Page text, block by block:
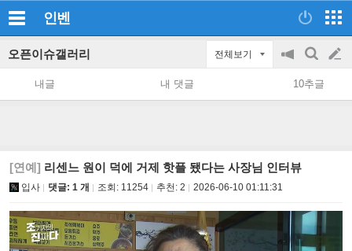
인벤
오픈이슈갤러리 전체보기
공
지
on/off
검
색
글
쓰
내글 내 댓글 10추글
[연예] 리센느 원이 덕에 거제 핫플 됐다는 사장님 인터뷰
입사 댓글: 1 개 조회: 11254 추천: 2 2026-06-10 01:11:31